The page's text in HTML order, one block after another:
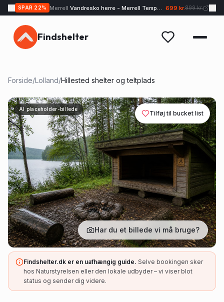
SPAR 22% Merrell Vandresko herre - Merrell Tempo EXP - Sand 699 kr.899 kr.
Findshelter
Forside/Lolland/Hillested shelter og teltplads
AI placeholder-billede
Tilføj til bucket list
Har du et billede vi må bruge?
Findshelter.dk er en uafhængig guide. Selve bookingen sker
hos Naturstyrelsen eller den lokale udbyder – vi viser blot
status og sender dig videre.